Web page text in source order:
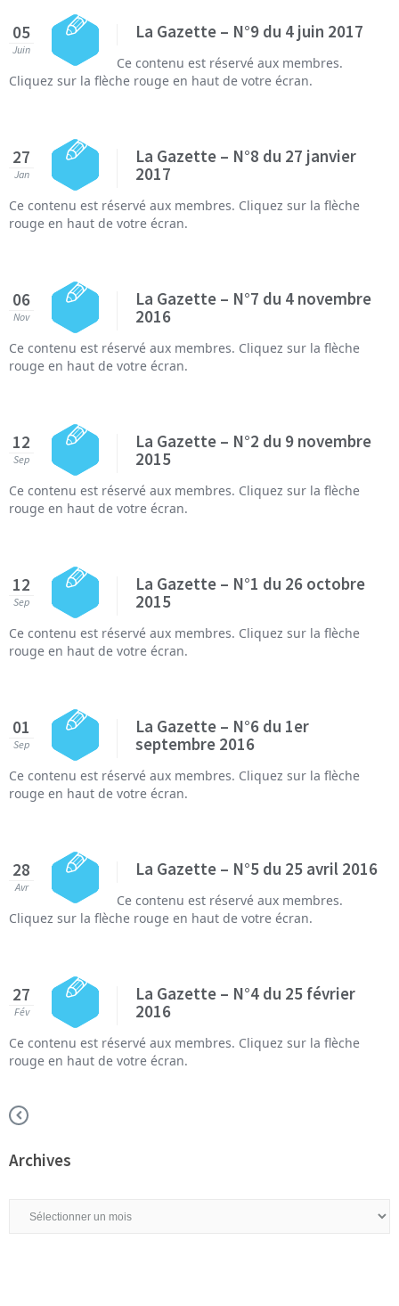
05
Juin
La Gazette – N°9 du 4 juin 2017
Ce contenu est réservé aux membres.
Cliquez sur la flèche rouge en haut de votre écran.
27
Jan
La Gazette – N°8 du 27 janvier
2017
Ce contenu est réservé aux membres. Cliquez sur la flèche
rouge en haut de votre écran.
06
Nov
La Gazette – N°7 du 4 novembre
2016
Ce contenu est réservé aux membres. Cliquez sur la flèche
rouge en haut de votre écran.
12
Sep
La Gazette – N°2 du 9 novembre
2015
Ce contenu est réservé aux membres. Cliquez sur la flèche
rouge en haut de votre écran.
12
Sep
La Gazette – N°1 du 26 octobre
2015
Ce contenu est réservé aux membres. Cliquez sur la flèche
rouge en haut de votre écran.
01
Sep
La Gazette – N°6 du 1er
septembre 2016
Ce contenu est réservé aux membres. Cliquez sur la flèche
rouge en haut de votre écran.
28
Avr
La Gazette – N°5 du 25 avril 2016
Ce contenu est réservé aux membres.
Cliquez sur la flèche rouge en haut de votre écran.
27
Fév
La Gazette – N°4 du 25 février
2016
Ce contenu est réservé aux membres. Cliquez sur la flèche
rouge en haut de votre écran.
Archives